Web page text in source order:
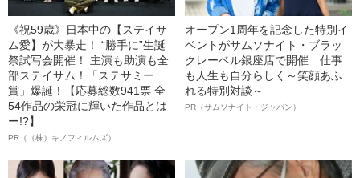
《祝59歳》日本中の【ステイサ
ム愛】が大暴走！ “勝手に”生誕
祭試写会開催！ 主演も助演も全
部ステイサム！「ステサミー
賞」爆誕！【応募総数941票 全
54作品の栄冠に輝いた作品とは
ー!?】
PR（（株）キノフィルムズ）
オープン1周年を記念した特別イ
ベントがサムソナイト・ブラッ
クレーベル銀座店で開催 仕事
も人生も自分らしく～笑顔あふ
れる特別対談～
PR（サムソナイト・ジャパン）